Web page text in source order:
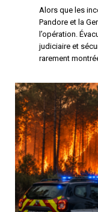
Alors que les
Pandore et la
l’opération.
judiciaire et
rarement